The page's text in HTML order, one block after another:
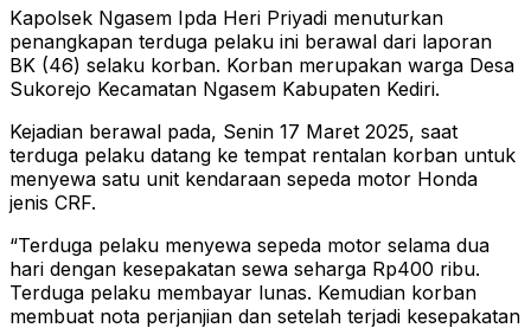
Kapolsek Ngasem Ipda Heri Priyadi menuturkan
penangkapan terduga pelaku ini berawal dari laporan
BK (46) selaku korban. Korban merupakan warga Desa
Sukorejo Kecamatan Ngasem Kabupaten Kediri.
Kejadian berawal pada, Senin 17 Maret 2025, saat
terduga pelaku datang ke tempat rentalan korban untuk
menyewa satu unit kendaraan sepeda motor Honda
jenis CRF.
“Terduga pelaku menyewa sepeda motor selama dua
hari dengan kesepakatan sewa seharga Rp400 ribu.
Terduga pelaku membayar lunas. Kemudian korban
membuat nota perjanjian dan setelah terjadi kesepakatan